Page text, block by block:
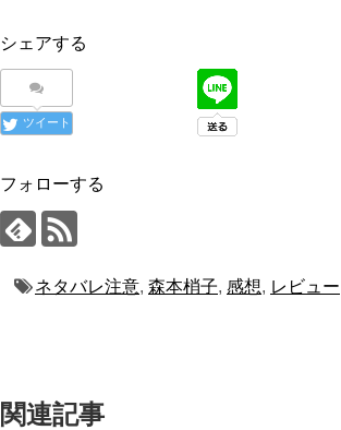
シェアする
ツイート
フォローする
ネタバレ注意, 森本梢子, 感想, レビュー
関連記事